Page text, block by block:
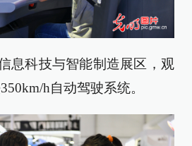
息科技与智能制造展区，观
h自动驾驶系统。